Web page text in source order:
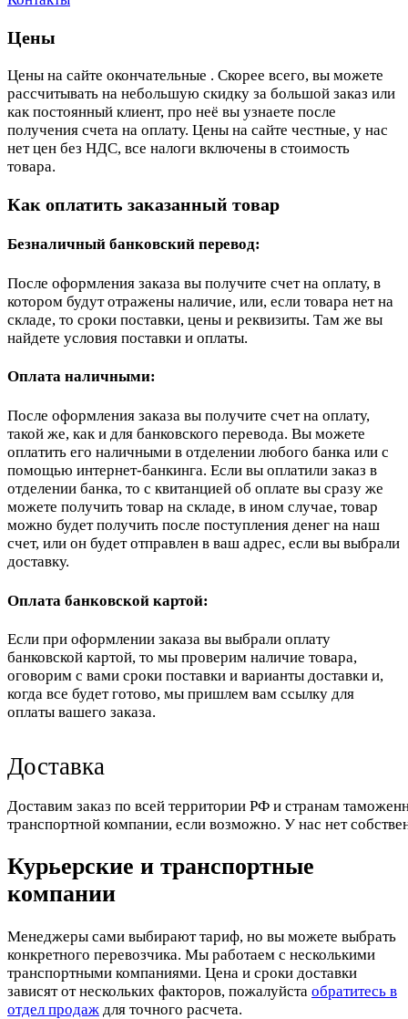
Цены
Цены на сайте окончательные . Скорее всего, вы можете
рассчитывать на небольшую скидку за большой заказ или
как постоянный клиент, про неё вы узнаете после
получения счета на оплату. Цены на сайте честные, у нас
нет цен без НДС, все налоги включены в стоимость
товара.
Как оплатить заказанный товар
Безналичный банковский перевод:
После оформления заказа вы получите счет на оплату, в
котором будут отражены наличие, или, если товара нет на
складе, то сроки поставки, цены и реквизиты. Там же вы
найдете условия поставки и оплаты.
Оплата наличными:
После оформления заказа вы получите счет на оплату,
такой же, как и для банковского перевода. Вы можете
оплатить его наличными в отделении любого банка или с
помощью интернет-банкинга. Если вы оплатили заказ в
отделении банка, то с квитанцией об оплате вы сразу же
можете получить товар на складе, в ином случае, товар
можно будет получить после поступления денег на наш
счет, или он будет отправлен в ваш адрес, если вы выбрали
доставку.
Оплата банковской картой:
Если при оформлении заказа вы выбрали оплату
банковской картой, то мы проверим наличие товара,
оговорим с вами сроки поставки и варианты доставки и,
когда все будет готово, мы пришлем вам ссылку для
оплаты вашего заказа.
Доставка
Доставим заказ по всей территории РФ и странам
транспортной компании, если возможно. У нас нет
Курьерские и транспортные
компании
Менеджеры сами выбирают тариф, но вы можете выбрать
конкретного перевозчика. Мы работаем с несколькими
транспортными компаниями. Цена и сроки доставки
зависят от нескольких факторов, пожалуйста обратитесь в
отдел продаж для точного расчета.